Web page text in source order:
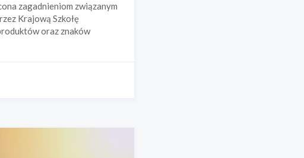
zagadnieniom związanym
Krajową Szkołę
oraz znaków